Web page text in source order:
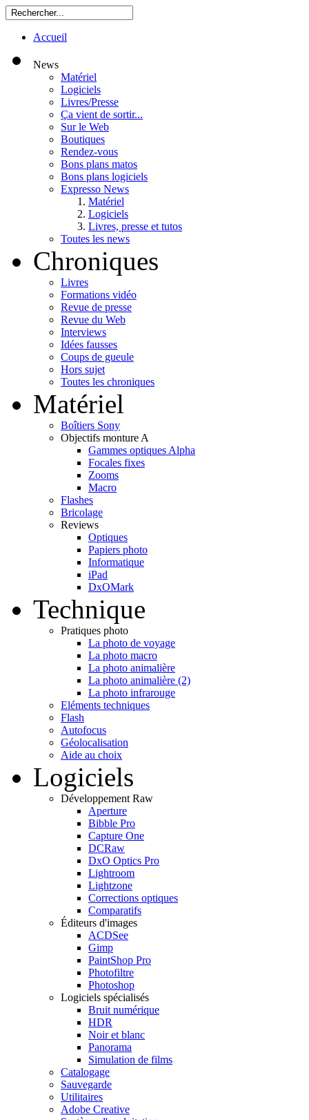
Accueil
News
Matériel
Logiciels
Livres/Presse
Ça vient de sortir...
Sur le Web
Boutiques
Rendez-vous
Bons plans matos
Bons plans logiciels
Expresso News
Matériel
Logiciels
Livres, presse et tutos
Toutes les news
Chroniques
Livres
Formations vidéo
Revue de presse
Revue du Web
Interviews
Idées fausses
Coups de gueule
Hors sujet
Toutes les chroniques
Matériel
Boîtiers Sony
Objectifs monture A
Gammes optiques Alpha
Focales fixes
Zooms
Macro
Flashes
Bricolage
Reviews
Optiques
Papiers photo
Informatique
iPad
DxOMark
Technique
Pratiques photo
La photo de voyage
La photo macro
La photo animalière
La photo animalière (2)
La photo infrarouge
Eléments techniques
Flash
Autofocus
Géolocalisation
Aide au choix
Logiciels
Développement Raw
Aperture
Bibble Pro
Capture One
DCRaw
DxO Optics Pro
Lightroom
Lightzone
Corrections optiques
Comparatifs
Éditeurs d'images
ACDSee
Gimp
PaintShop Pro
Photofiltre
Photoshop
Logiciels spécialisés
Bruit numérique
HDR
Noir et blanc
Panorama
Simulation de films
Catalogage
Sauvegarde
Utilitaires
Adobe Creative